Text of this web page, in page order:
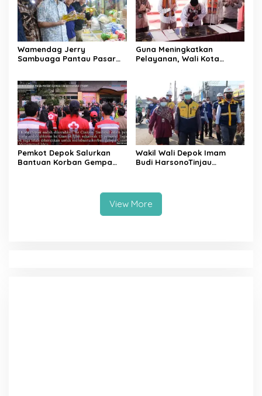
Wamendag Jerry
Sambuaga Pantau Pasar
dan Harga Terkendali
Guna Meningkatkan
Pelayanan, Wali Kota
Kantor Pemerintahan
Pemkot Depok Salurkan
Bantuan Korban Gempa
Wakil Wali Depok Imam
Budi HarsonoTinjau
View More